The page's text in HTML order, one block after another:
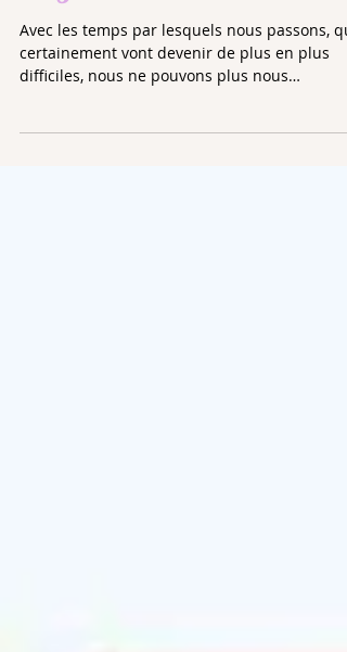
de Jésus!!!
Avec les temps par lesquels nous passons, qui
certainement vont devenir de plus en plus
permettre...